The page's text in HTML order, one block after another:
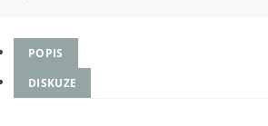
POPIS
DISKUZE